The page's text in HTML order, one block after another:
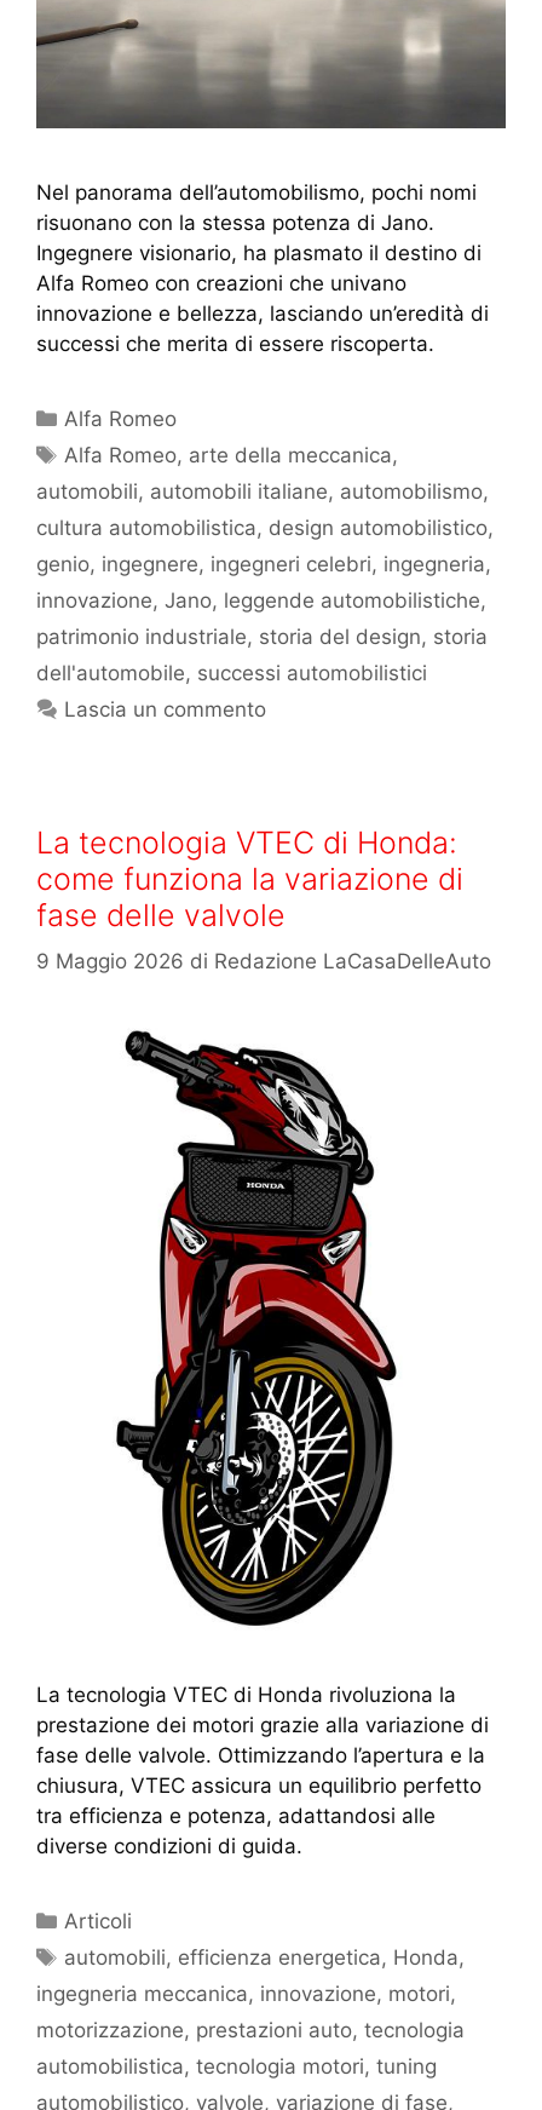
Nel panorama dell’automobilismo, pochi nomi
risuonano con la stessa potenza di Jano.
Ingegnere visionario, ha plasmato il destino di
Alfa Romeo con creazioni che univano
innovazione e bellezza, lasciando un’eredità di
successi che merita di essere riscoperta.
Alfa Romeo
Alfa Romeo, arte della meccanica,
automobili, automobili italiane, automobilismo,
cultura automobilistica, design automobilistico,
genio, ingegnere, ingegneri celebri, ingegneria,
innovazione, Jano, leggende automobilistiche,
patrimonio industriale, storia del design, storia
dell'automobile, successi automobilistici
Lascia un commento
La tecnologia VTEC di Honda:
come funziona la variazione di
fase delle valvole
9 Maggio 2026 di Redazione LaCasaDelleAuto
La tecnologia VTEC di Honda rivoluziona la
prestazione dei motori grazie alla variazione di
fase delle valvole. Ottimizzando l’apertura e la
chiusura, VTEC assicura un equilibrio perfetto
tra efficienza e potenza, adattandosi alle
diverse condizioni di guida.
Articoli
automobili, efficienza energetica, Honda,
ingegneria meccanica, innovazione, motori,
motorizzazione, prestazioni auto, tecnologia
automobilistica, tecnologia motori, tuning
automobilistico, valvole, variazione di fase,